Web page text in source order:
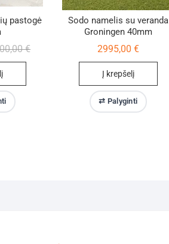
pastogė
€Original
Current
Sodo namelis su veranda
Groningen 40mm
2995,00 €
Į krepšelį
⇄ Palyginti